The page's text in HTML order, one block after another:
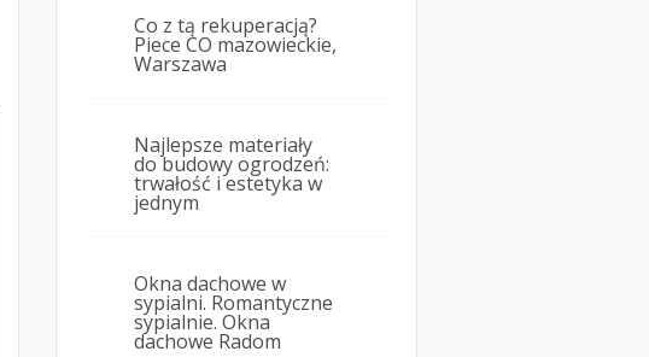
Co z tą rekuperacją?
Piece CO mazowieckie,
Warszawa
Najlepsze materiały
do budowy ogrodzeń:
trwałość i estetyka w
jednym
Okna dachowe w
sypialni. Romantyczne
sypialnie. Okna
dachowe Radom